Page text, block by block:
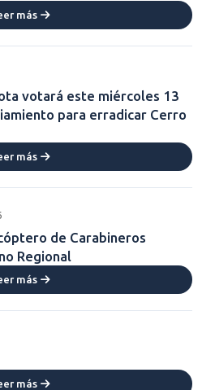
más
votará este miércoles 13
para erradicar Cerro
más
de Carabineros
Regional
más
más